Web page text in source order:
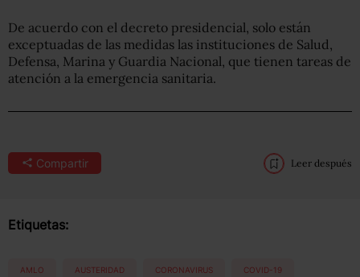
De acuerdo con el decreto presidencial, solo están
exceptuadas de las medidas las instituciones de Salud,
Defensa, Marina y Guardia Nacional, que tienen tareas de
atención a la emergencia sanitaria.
Compartir Leer después
Etiquetas:
AMLO AUSTERIDAD CORONAVIRUS COVID-19